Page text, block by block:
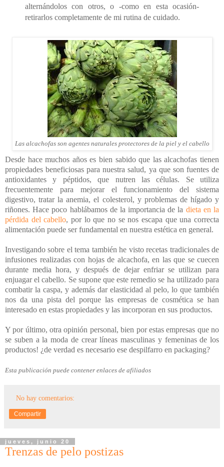
alternándolos con otros, o -como en esta ocasión-
retirarlos completamente de mi rutina de cuidado.
Las alcachofas son agentes naturales protectores de la piel y el cabello
Desde hace muchos años es bien sabido que las alcachofas tienen
propiedades beneficiosas para nuestra salud, ya que son fuentes de
antioxidantes y péptidos, que nutren las células. Se utiliza
frecuentemente para mejorar el funcionamiento del sistema
digestivo, tratar la anemia, el colesterol, y problemas de hígado y
riñones. Hace poco hablábamos de la importancia de la dieta en la
pérdida del cabello, por lo que no se nos escapa que una correcta
alimentación puede ser fundamental en nuestra estética en general.
Investigando sobre el tema también he visto recetas tradicionales de
infusiones realizadas con hojas de alcachofa, en las que se cuecen
durante media hora, y después de dejar enfriar se utilizan para
enjuagar el cabello. Se supone que este remedio se ha utilizado para
combatir la caspa, y además dar elasticidad al pelo, lo que también
nos da una pista del porque las empresas de cosmética se han
interesado en estas propiedades y las incorporan en sus productos.
Y por último, otra opinión personal, bien por estas empresas que no
se suben a la moda de crear líneas masculinas y femeninas de los
productos! ¿de verdad es necesario ese despilfarro en packaging?
Esta publicación puede contener enlaces de afiliados
No hay comentarios:
Compartir
jueves, junio 20
Trenzas de pelo postizas